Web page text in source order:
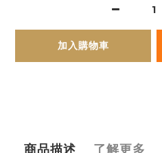
加入購物車
商品描述 了解更多